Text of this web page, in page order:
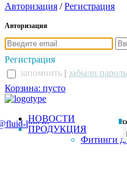
Авторизация /Регистрация
Авторизация
Регистрация
запомнить | забыли
Корзина: пусто
line.ru
НОВОСТИ
ПРОДУКЦИЯ
Фитинги